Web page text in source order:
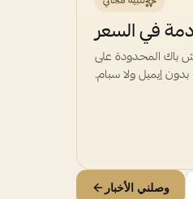
في السعر
باك المحدودة على
إيميل ولا سبام.
وصلني الأخبار